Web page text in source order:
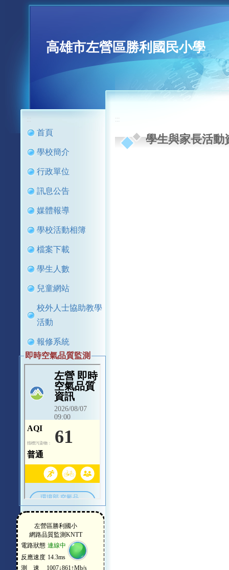
高雄市左營區勝利國民小學
:::
首頁
學校簡介
行政單位
訊息公告
媒體報導
學校活動相簿
檔案下載
學生人數
兒童網站
校外人士協助教學
活動
報修系統
即時空氣品質監測
:::
學生與家長活動